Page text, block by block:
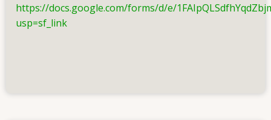
மாணவர்களுக்கான
அறிவித்தல்
https://docs.google.com/forms/d/e/
usp=sf_link